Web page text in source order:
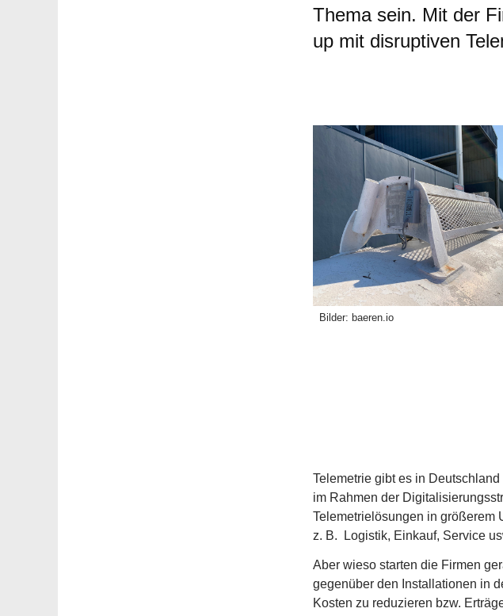
Thema sein. Mit der
up mit disruptiven
Bilder: baeren.io
Telemetrie gibt es in
im Rahmen der
Telemetrielösungen in größerem
z. B. Logistik, Einkauf, Service
Aber wieso starten die Firmen
gegenüber den Installationen in
Kosten zu reduzieren bzw.